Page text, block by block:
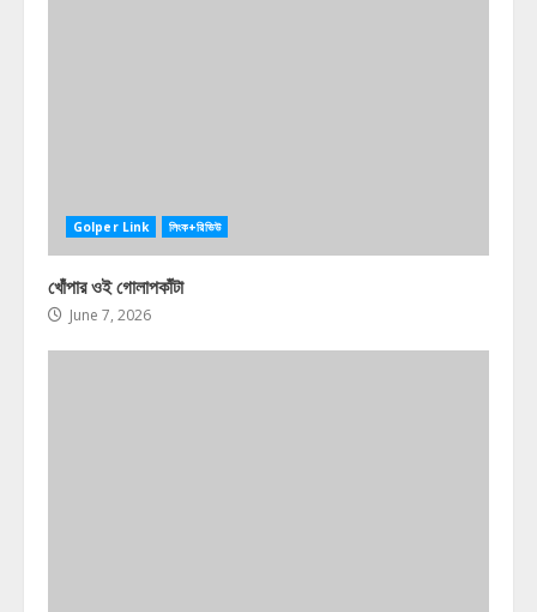
Golper Link লিংক+রিভিউ
খোঁপার ওই গোলাপকাঁটা
June 7, 2026